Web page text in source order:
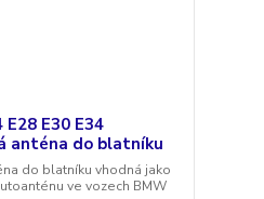
E28 E30 E34
anténa do blatníku
do blatníku vhodná jako
ve vozech BMW